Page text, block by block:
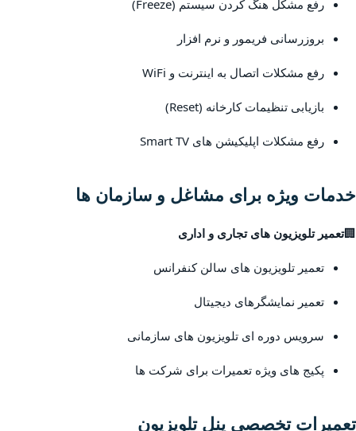
رفع مشکل هنگ کردن سیستم (Freeze)
بروزرسانی فریمور و نرم افزار
رفع مشکلات اتصال به اینترنت و WiFi
بازیابی تنظیمات کارخانه (Reset)
رفع مشکلات اپلیکیشن های Smart TV
خدمات ویژه برای مشاغل و سازمان ها
🏢تعمیر تلویزیون های تجاری و اداری
تعمیر تلویزیون های سالن کنفرانس
تعمیر نمایشگرهای دیجیتال
سرویس دوره ای تلویزیون های سازمانی
پکیج های ویژه تعمیرات برای شرکت ها
تعمیرات تخصصی پنل تلویزیون